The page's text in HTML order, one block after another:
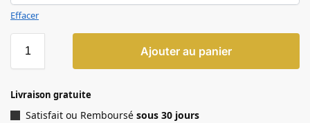
Effacer
Ajouter au panier
Livraison gratuite
Satisfait ou Remboursé sous 30 jours